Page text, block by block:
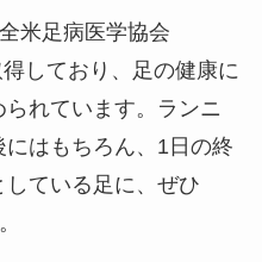
米足病医学協会
しており、足の健康に
れています。ランニ
はもちろん、1日の終
ている足に、ぜひ